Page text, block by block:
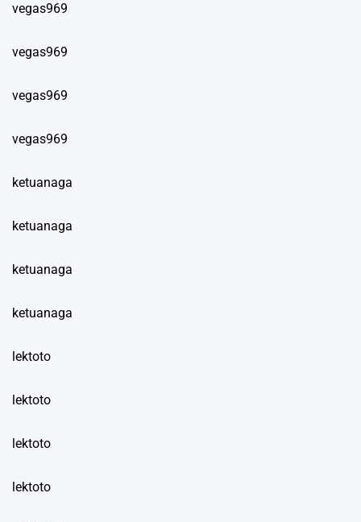
vegas969
vegas969
vegas969
vegas969
ketuanaga
ketuanaga
ketuanaga
ketuanaga
lektoto
lektoto
lektoto
lektoto